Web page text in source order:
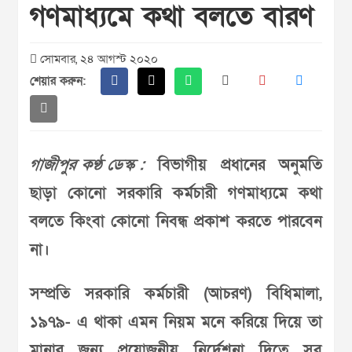
গণমাধ্যমে কথা বলতে বারণ
সোমবার, ২৪ আগস্ট ২০২০
শেয়ার করুন:
গাজীপুর কণ্ঠ ডেস্ক :বিভাগীয় প্রধানের অনুমতি
ছাড়া কোনো সরকারি কর্মচারী গণমাধ্যমে কথা
বলতে কিংবা কোনো নিবন্ধ প্রকাশ করতে পারবেন
না।
সম্প্রতি সরকারি কর্মচারী (আচরণ) বিধিমালা,
১৯৭৯- এ থাকা এমন নিয়ম মনে করিয়ে দিয়ে তা